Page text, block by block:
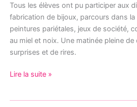
Tous les élèves ont pu participer aux
fabrication de bijoux, parcours dans
peintures pariétales, jeux de société,
au miel et noix. Une matinée pleine
surprises et de rires.
temps
de
la
préhistoire
Lire la suite »